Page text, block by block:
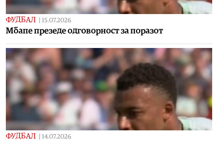
ФУДБАЛ | 15.07.2026
Mбапе презеде одговорност за поразот
ФУДБАЛ | 14.07.2026